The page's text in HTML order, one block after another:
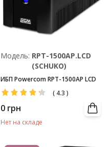
Модель: RPT-1500AP.LCD
(SCHUKO)
ИБП Powercom RPT-1500AP LCD
( 4.3 )
0 грн
Нет на складе